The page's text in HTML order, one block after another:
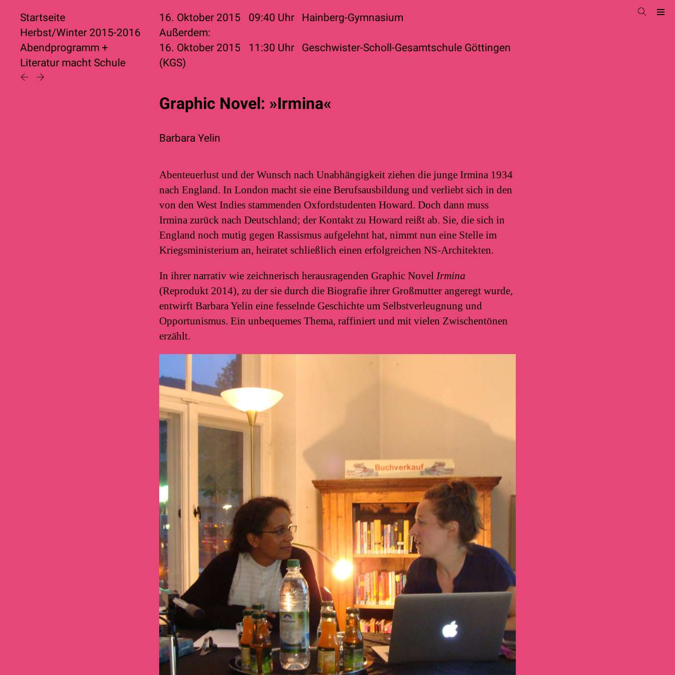
Startseite
Herbst/Winter 2015-2016
Abendprogramm +
Literatur macht Schule
16. Oktober 2015 09:40 Uhr
Hainberg-Gymnasium
Außerdem:
16. Oktober 2015
11:30 Uhr
Geschwister-Scholl-Gesamtschule Göttingen
(KGS)
Graphic Novel: »Irmina«
Barbara Yelin
Abenteuerlust und der Wunsch nach Unabhängigkeit ziehen die junge Irmina 1934
nach England. In London macht sie eine Berufsausbildung und verliebt sich in den
von den West Indies stammenden Oxfordstudenten Howard. Doch dann muss
Irmina zurück nach Deutschland; der Kontakt zu Howard reißt ab. Sie, die sich in
England noch mutig gegen Rassismus aufgelehnt hat, nimmt nun eine Stelle im
Kriegsministerium an, heiratet schließlich einen erfolgreichen NS-Architekten.
In ihrer narrativ wie zeichnerisch herausragenden Graphic Novel Irmina
(Reprodukt 2014), zu der sie durch die Biografie ihrer Großmutter angeregt wurde,
entwirft Barbara Yelin eine fesselnde Geschichte um Selbstverleugnung und
Opportunismus. Ein unbequemes Thema, raffiniert und mit vielen Zwischentönen
erzählt.